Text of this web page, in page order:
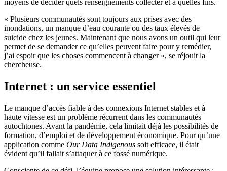
« Plusieurs communautés sont toujours aux prises avec des
inondations, un manque d’eau courante ou des taux élevés de
suicide chez les jeunes. Maintenant que nous avons un outil qui leur
permet de se demander ce qu’elles peuvent faire pour y remédier,
j’ai espoir que les choses commencent à changer », se réjouit la
chercheuse.
Internet : un service essentiel
Le manque d’accès fiable à des connexions Internet stables et à
haute vitesse est un problème récurrent dans les communautés
autochtones. Avant la pandémie, cela limitait déjà les possibilités de
formation, d’emploi et de développement économique. Pour qu’une
application comme Our Data Indigenous soit efficace, il était
évident qu’il fallait s’attaquer à ce fossé numérique.